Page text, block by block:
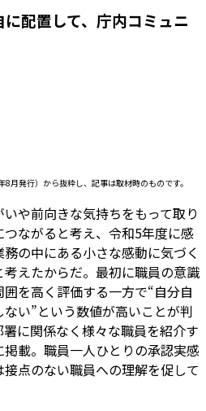
配置して、庁内コミュニ
発行）から抜粋し、記事は取材時のものです。
や前向きな気持ちをもって取り
ながると考え、令和5年度に感
の中にある小さな感動に気づく
えたからだ。最初に職員の意識
を高く評価する一方で“自分自
い”という数値が高いことが判
に関係なく様々な職員を紹介す
載。職員一人ひとりの承認実感
点のない職員への理解を促して